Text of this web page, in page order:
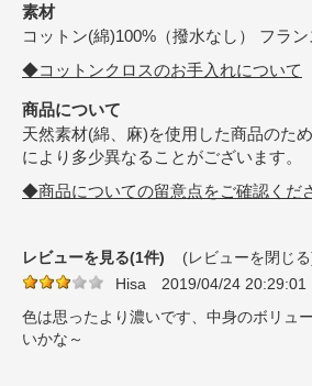
素材
コットン(綿)100%（撥水なし） フラ
◆コットンクロスのお手入れについて
商品について
天然素材(綿、麻)を使用した商品のた
により多少異なることがございます。
◆商品についての留意点をご確認くだ
レビューを見る(1件) (レビューを閉じ
Hisa
2019/04/24 20:29:01
色は思ったより濃いです、中身のボリュ
いかな～